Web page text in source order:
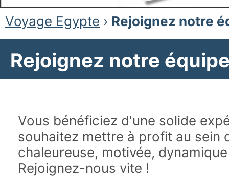
Voyage Egypte › Rejoignez notre
Rejoignez notre
Vous bénéficiez d'une solide
souhaitez mettre à profit au sein
chaleureuse, motivée,
Rejoignez-nous vite !